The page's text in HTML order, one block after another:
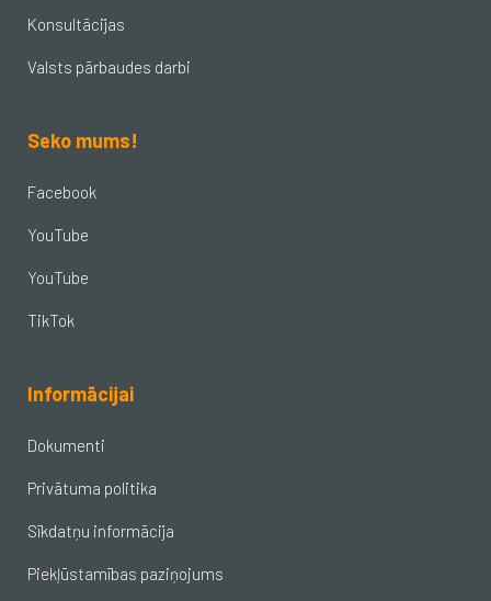
Konsultācijas
Valsts pārbaudes darbi
Seko mums!
Facebook
YouTube
YouTube
TikTok
Informācijai
Dokumenti
Privātuma politika
Sīkdatņu informācija
Piekļūstamības paziņojums